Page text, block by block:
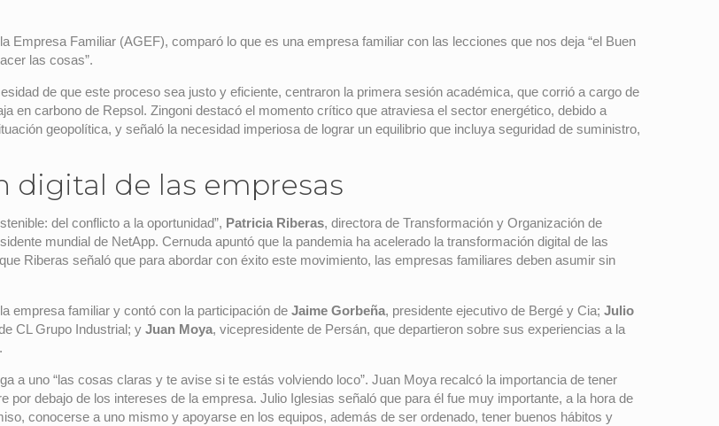
Empresa Familiar (AGEF), comparó lo que es una empresa familiar con las lecciones que nos deja “el Buen
las cosas”.
de que este proceso sea justo y eficiente, centraron la primera sesión académica, que corrió a cargo de
en carbono de Repsol. Zingoni destacó el momento crítico que atraviesa el sector energético, debido a
geopolítica, y señaló la necesidad imperiosa de lograr un equilibrio que incluya seguridad de suministro,
digital de las empresas
del conflicto a la oportunidad”, Patricia Riberas, directora de Transformación y Organización de
mundial de NetApp. Cernuda apuntó que la pandemia ha acelerado la transformación digital de las
Riberas señaló que para abordar con éxito este movimiento, las empresas familiares deben asumir sin
empresa familiar y contó con la participación de Jaime Gorbeña, presidente ejecutivo de Bergé y Cia; Julio
CL Grupo Industrial; y Juan Moya, vicepresidente de Persán, que departieron sobre sus experiencias a la
a uno “las cosas claras y te avise si te estás volviendo loco”. Juan Moya recalcó la importancia de tener
debajo de los intereses de la empresa. Julio Iglesias señaló que para él fue muy importante, a la hora de
conocerse a uno mismo y apoyarse en los equipos, además de ser ordenado, tener buenos hábitos y